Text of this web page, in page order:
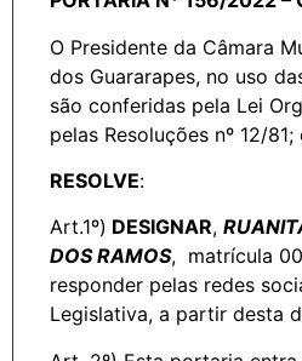
O Presidente da Câmara
dos Guararapes, no uso
são conferidas pela Lei
pelas Resoluções nº 12/81;
RESOLVE:
Art.1º) DESIGNAR,
DOS RAMOS, matrícula
responder pelas redes
Legislativa, a partir desta